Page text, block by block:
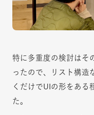
特に多重度の検討はそ
ったので、リスト構造
くだけでUIの形をある
た。